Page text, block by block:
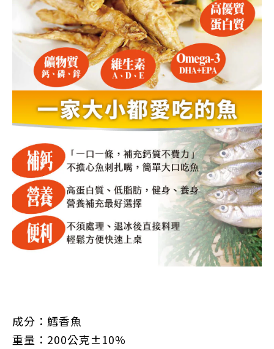
成分：鱈香魚
重量：200公克±10%